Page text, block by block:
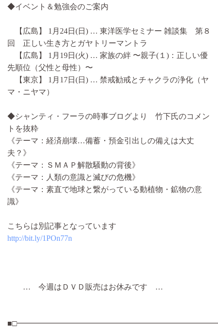
◆イベント＆勉強会のご案内
【広島】 1月24日(日) … 東洋医学セミナー 雑談集 第８
回 正しい生き方とガヤトリーマントラ
【広島】 1月19日(火) … 家族の絆 〜親子(１)：正しい優
先順位（父性と母性）〜
【東京】 1月17日(日) … 禁戒勧戒とチャクラの浄化（ヤ
マ・ニヤマ）
◆シャンティ・フーラの時事ブログより 竹下氏のコメン
トを抜粋
《テーマ：経済崩壊…備蓄・預金引出しの備えは大丈
夫？》
《テーマ：ＳＭＡＰ解散騒動の背後》
《テーマ：人類の意識と滅びの危機》
《テーマ：素直で地球と繋がっている動植物・鉱物の意
識》
こちらは別記事となっています
http://bit.ly/1POn77n
… 今週はＤＶＤ販売はお休みです …